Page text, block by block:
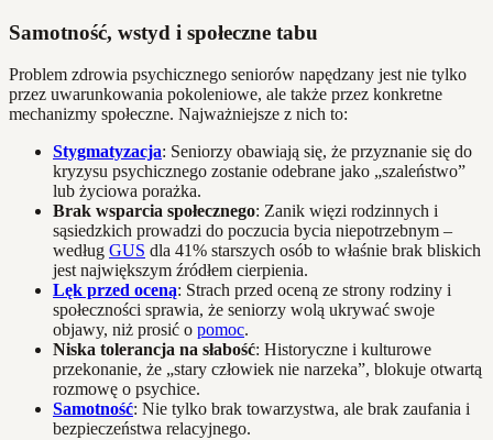
Samotność, wstyd i społeczne tabu
Problem zdrowia psychicznego seniorów napędzany jest nie tylko
przez uwarunkowania pokoleniowe, ale także przez konkretne
mechanizmy społeczne. Najważniejsze z nich to:
Stygmatyzacja: Seniorzy obawiają się, że przyznanie się do
kryzysu psychicznego zostanie odebrane jako „szaleństwo”
lub życiowa porażka.
Brak wsparcia społecznego: Zanik więzi rodzinnych i
sąsiedzkich prowadzi do poczucia bycia niepotrzebnym –
według GUS dla 41% starszych osób to właśnie brak bliskich
jest największym źródłem cierpienia.
Lęk przed oceną: Strach przed oceną ze strony rodziny i
społeczności sprawia, że seniorzy wolą ukrywać swoje
objawy, niż prosić o pomoc.
Niska tolerancja na słabość: Historyczne i kulturowe
przekonanie, że „stary człowiek nie narzeka”, blokuje otwartą
rozmowę o psychice.
Samotność: Nie tylko brak towarzystwa, ale brak zaufania i
bezpieczeństwa relacyjnego.